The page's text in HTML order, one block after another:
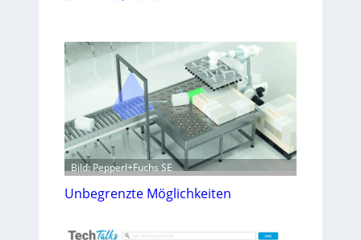
Bild: Pepperl+Fuchs SE
Unbegrenzte Möglichkeiten